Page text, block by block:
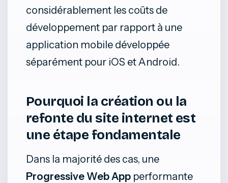
considérablement les coûts de
développement par rapport à une
application mobile développée
séparément pour iOS et Android.
Pourquoi la création ou la
refonte du site internet est
une étape fondamentale
Dans la majorité des cas, une
Progressive Web App performante